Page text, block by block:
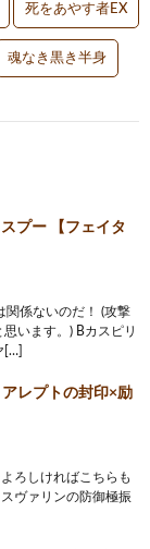
死をあやす者EX
魂なき黒き半身
プー 【フェイタ
関係ないのだ！ (攻撃
います。) Bカスピリ
[…]
アレプトの封印×励
ろしければこちらも
ヴァリンの防御極振